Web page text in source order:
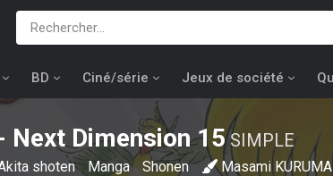
BD Ciné/série Jeux de société
Next Dimension15SIMPLE
shoten Manga Shonen Masami